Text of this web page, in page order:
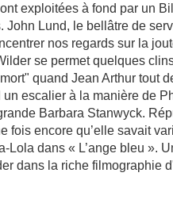
exploitées à fond par un
John Lund, le bellâtre de
nos regards sur la
se permet quelques
quand Jean Arthur tout
un escalier à la manière de
Barbara Stanwyck.
fois encore qu’elle savait
Lola dans « L’ange bleu ».
dans la riche filmographie